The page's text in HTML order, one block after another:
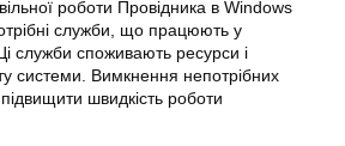
роботи Провідника в Windows
служби, що працюють у
служби споживають ресурси і
системи. Вимкнення непотрібних
швидкість роботи